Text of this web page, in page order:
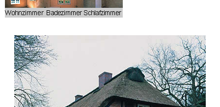
Außen
Gut schlafen
Referenzen
Vorher-Nachher
Über uns